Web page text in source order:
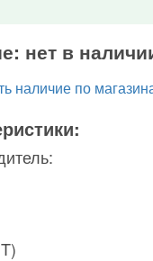
нет в
наличие по